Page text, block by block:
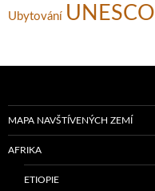
Ubytování UNESCO
MAPA NAVŠTÍVENÝCH ZEMÍ
AFRIKA
ETIOPIE